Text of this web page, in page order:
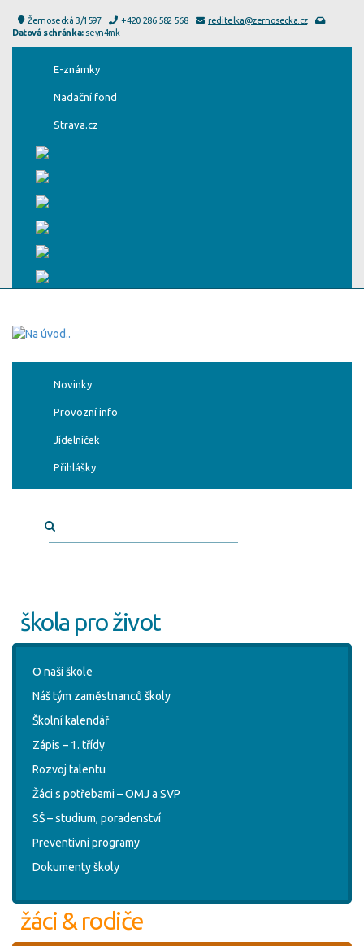
Žernosecká 3/1597 +420 286 582 568
reditelka@zernosecka.cz
Datová schránka:seyn4mk
E-známky
Nadační fond
Strava.cz
Novinky
Provozní info
Jídelníček
Přihlášky
škola pro život
O naší škole
Náš tým zaměstnanců školy
Školní kalendář
Zápis – 1. třídy
Rozvoj talentu
Žáci s potřebami – OMJ a SVP
SŠ – studium, poradenství
Preventivní programy
Dokumenty školy
žáci & rodiče